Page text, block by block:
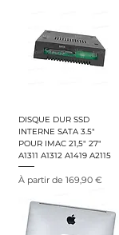
DISQUE DUR SSD
INTERNE SATA 3.5"
POUR IMAC 21,5" 27"
A1311 A1312 A1419 A2115
À partir de 169,90 €
Prix promotionnel